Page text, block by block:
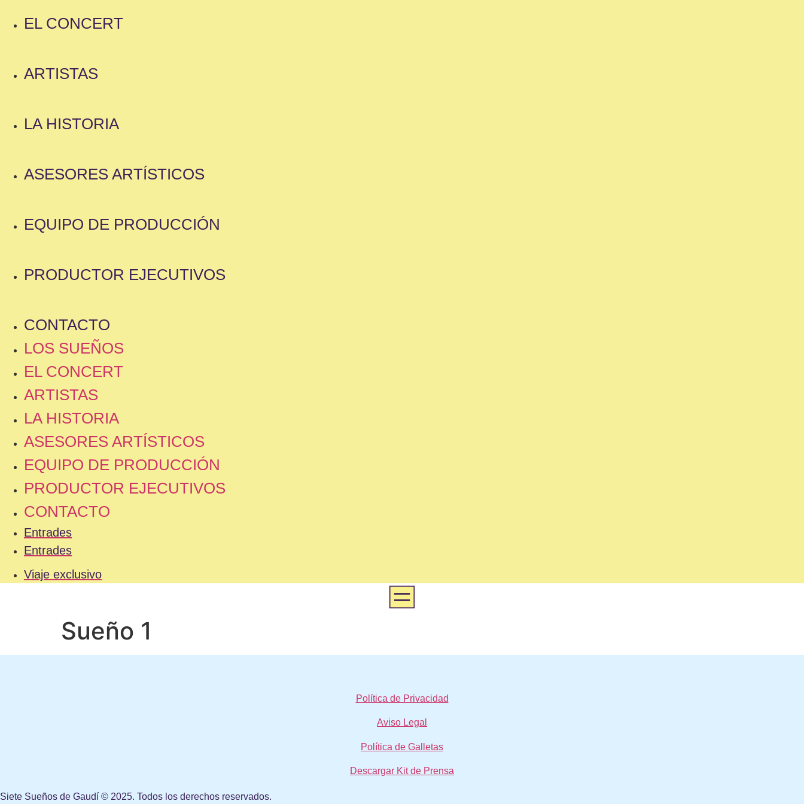
EL CONCERT
ARTISTAS
LA HISTORIA
ASESORES ARTÍSTICOS
EQUIPO DE PRODUCCIÓN
PRODUCTOR EJECUTIVOS
CONTACTO
LOS SUEÑOS
EL CONCERT
ARTISTAS
LA HISTORIA
ASESORES ARTÍSTICOS
EQUIPO DE PRODUCCIÓN
PRODUCTOR EJECUTIVOS
CONTACTO
Entrades
Entrades
Viaje exclusivo
Sueño 1
Política de Privacidad
Aviso Legal
Política de Galletas
Descargar Kit de Prensa
Siete Sueños de Gaudí © 2025. Todos los derechos reservados.